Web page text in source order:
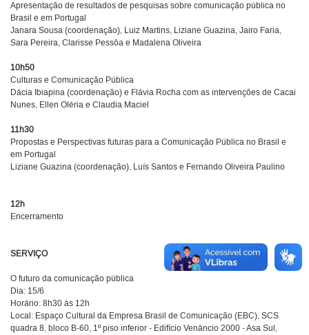
Apresentação de resultados de pesquisas sobre comunicação pública no
Brasil e em Portugal
Janara Sousa (coordenação), Luiz Martins, Liziane Guazina, Jairo Faria,
Sara Pereira, Clarisse Pessôa e Madalena Oliveira
10h50
Culturas e Comunicação Pública
Dácia Ibiapina (coordenação) e Flávia Rocha com as intervenções de Cacai
Nunes, Ellen Oléria e Claudia Maciel
11h30
Propostas e Perspectivas futuras para a Comunicação Pública no Brasil e
em Portugal
Liziane Guazina (coordenação), Luís Santos e Fernando Oliveira Paulino
12h
Encerramento
SERVIÇO
O futuro da comunicação pública
Dia: 15/6
Horário: 8h30 às 12h
Local: Espaço Cultural da Empresa Brasil de Comunicação (EBC), SCS
quadra 8, bloco B-60, 1º piso inferior - Edifício Venâncio 2000 - Asa Sul,